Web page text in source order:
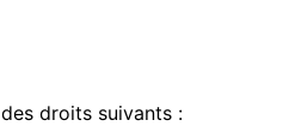
droits suivants :